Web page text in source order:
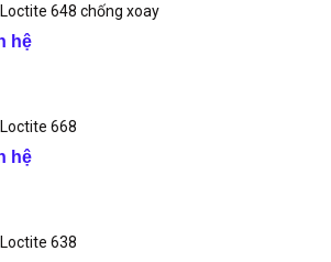
Loctite 648 chống xoay
hệ
668
hệ
638